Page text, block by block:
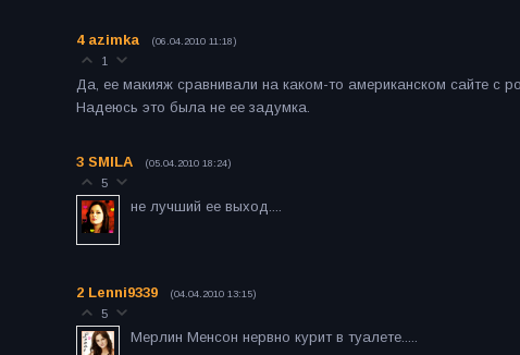
4 azimka (06.04.2010 11:18)
1
Да, ее макияж сравнивали на каком-то американском сайте
Надеюсь это была не ее задумка.
3 SMILA (05.04.2010 18:24)
5
не лучший ее выход....
2 Lenni9339 (04.04.2010 13:15)
5
Мерлин Менсон нервно курит в туалете.....